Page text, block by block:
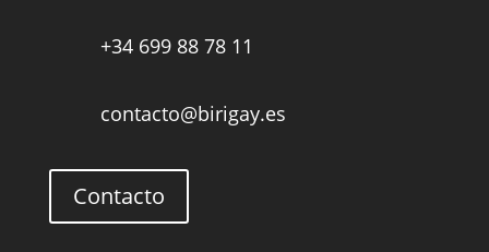
+34 699 88 78 11
contacto@birigay.es
Contacto